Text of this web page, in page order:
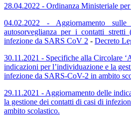
28.04.2022 - Ordinanza Ministeriale
04.02.2022 - Aggiornamento
autosorveglianza per i contatti
infezione da SARS CoV 2 - Decreto
30.11.2021 - Specifiche alla Circolare
indicazioni per l’individuazione e la
infezione da SARS-CoV-2 in ambito
29.11.2021 - Aggiornamento delle
la gestione dei contatti di casi di
ambito scolastico.